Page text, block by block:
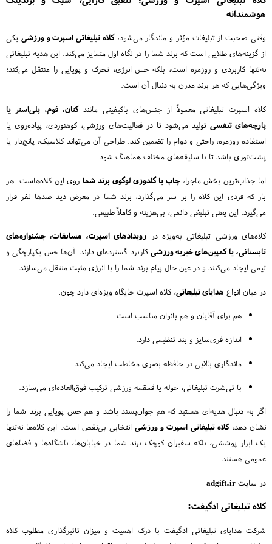
هوشمندانه
وقتی صحبت از تبلیغات مؤثر و ماندگار می‌شود،کلاه تبلیغاتی اسپرت و ورزشی یکی
از گزینه‌های طلایی است که برند شما را در نگاه اول متمایز می‌کند. این هدیه تبلیغاتی
نه‌تنها کاربردی و روزمره است، بلکه حس انرژی، تحرک و پویایی را منتقل می‌کند؛
ویژگی‌هایی که هر برند مدرن به دنبال آن است.
کلاه اسپرت تبلیغاتی معمولاً از جنس‌های باکیفیتی مانندکتان، فوم، پلی‌استر یا
پارچه‌های تنفسی تولید می‌شود تا در فعالیت‌های ورزشی، کوهنوردی، پیاده‌روی یا
استفاده روزمره، راحتی و دوام را تضمین کند. طراحی آن می‌تواند کلاسیک، پانچ‌دار یا
پشت‌توری باشد تا با سلیقه‌های مختلف هماهنگ شود.
اما جذاب‌ترین بخش ماجرا،چاپ یا گلدوزی لوگوی برند شما روی این کلاه‌هاست. هر
بار که فردی این کلاه را بر سر می‌گذارد، برند شما در معرض دید صدها نفر قرار
می‌گیرد. این یعنی تبلیغی دائمی، بی‌هزینه و کاملاً طبیعی.
کلاه‌های ورزشی تبلیغاتی به‌ویژه در رویدادهای اسپرت، مسابقات، جشنواره‌های
تابستانی، یا کمپین‌های خیریه ورزشی کاربرد گسترده‌ای دارند. آن‌ها حس یکپارچگی و
تیمی ایجاد می‌کنند و در عین حال پیام برند شما را با انرژی مثبت منتقل می‌سازند.
در میان انواع هدایای تبلیغاتی، کلاه اسپرت جایگاه ویژه‌ای دارد چون:
هم برای آقایان و هم بانوان مناسب است.
اندازه فری‌سایز و بند تنظیمی دارد.
ماندگاری بالایی در حافظه بصری مخاطب ایجاد می‌کند.
با تی‌شرت تبلیغاتی، حوله یا قمقمه ورزشی ترکیب فوق‌العاده‌ای می‌سازد.
اگر به دنبال هدیه‌ای هستید که هم جوان‌پسند باشد و هم حس پویایی برند شما را
نشان دهد،کلاه تبلیغاتی اسپرت و ورزشی انتخابی بی‌نقص است. این کلاه‌ها نه‌تنها
یک ابزار پوششی، بلکه سفیران کوچک برند شما در خیابان‌ها، باشگاه‌ها و فضاهای
عمومی هستند.
در سایت adgift.ir
کلاه تبلیغاتی ادگیفت:
شرکت هدایای تبلیغاتی ادگیفت با درک اهمیت و میزان تاثیرگذاری مطلوب کلاه